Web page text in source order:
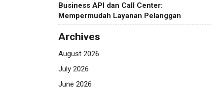
Business API dan Call Center:
Mempermudah Layanan Pelanggan
Archives
August 2026
July 2026
June 2026